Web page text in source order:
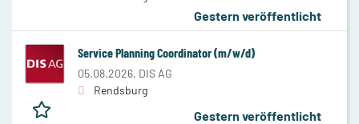
Gestern veröffentlicht
Service Planning Coordinator (m/w/d)
05.08.2026, DIS AG
Rendsburg
Gestern veröffentlicht